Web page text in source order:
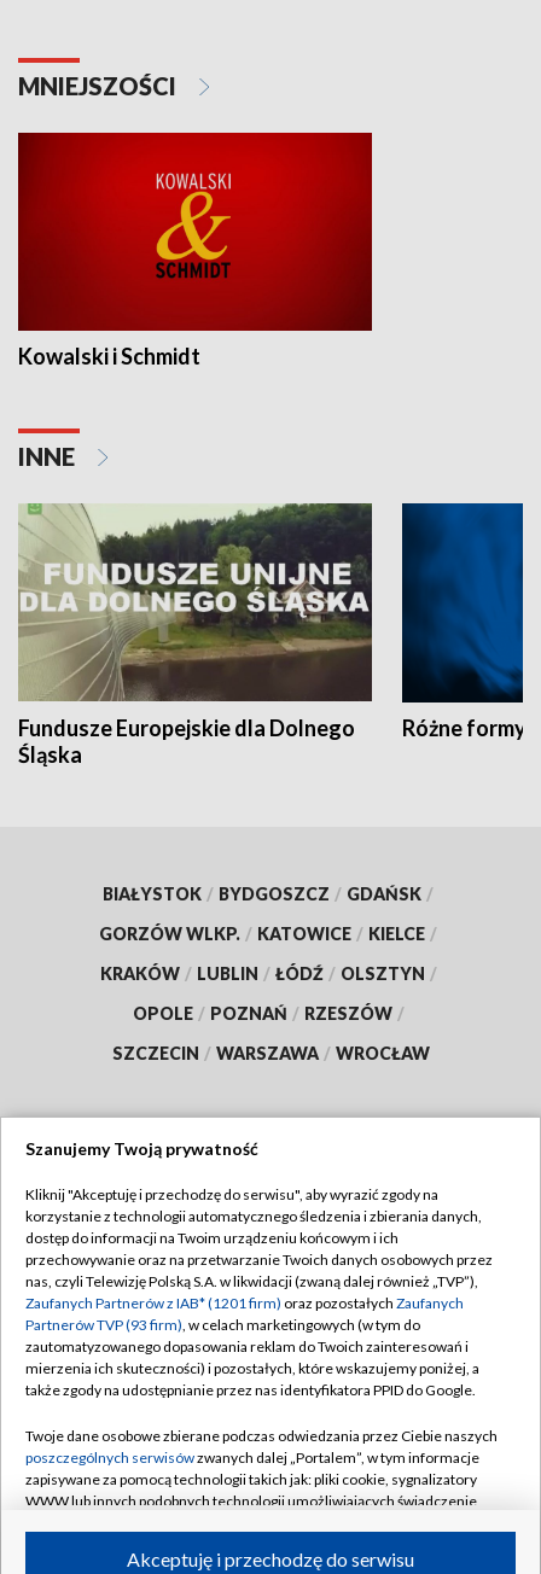
MNIEJSZOŚCI
Kowalski i Schmidt
INNE
Fundusze Europejskie dla Dolnego
Śląska
Różne formy
BIAŁYSTOK / BYDGOSZCZ / GDAŃSK /
GORZÓW WLKP. / KATOWICE / KIELCE /
KRAKÓW / LUBLIN / ŁÓDŹ / OLSZTYN /
OPOLE / POZNAŃ / RZESZÓW /
SZCZECIN / WARSZAWA / WROCŁAW
TVP
Abonament TVP
Emisja w TVP
Centrum informacji TVP
Naziemna Telewizja Cyfrowa
Rada Programowa
System NOS
Informacje o nadawcy
Regulamin TVP
Polityka prywatności
Moje zgody
Pomoc
Kontakt
Kanały
Szanujemy Twoją prywatność
Kliknij "Akceptuję i przechodzę do serwisu", aby wyrazić zgody na
korzystanie z technologii automatycznego śledzenia i zbierania danych,
dostęp do informacji na Twoim urządzeniu końcowym i ich
przechowywanie oraz na przetwarzanie Twoich danych osobowych przez
nas, czyli Telewizję Polską S.A. w likwidacji (zwaną dalej również „TVP”),
Zaufanych Partnerów z IAB* (1201 firm) oraz pozostałych Zaufanych
Partnerów TVP (93 firm), w celach marketingowych (w tym do
zautomatyzowanego dopasowania reklam do Twoich zainteresowań i
mierzenia ich skuteczności) i pozostałych, które wskazujemy poniżej, a
także zgody na udostępnianie przez nas identyfikatora PPID do Google.
Twoje dane osobowe zbierane podczas odwiedzania przez Ciebie naszych
poszczególnych serwisówzwanych dalej „Portalem”, w tym informacje
zapisywane za pomocą technologii takich jak: pliki cookie, sygnalizatory
WWW lub innych podobnych technologii umożliwiających świadczenie
ruchu w Internecie.Akceptuję i przechodzę do serwisu